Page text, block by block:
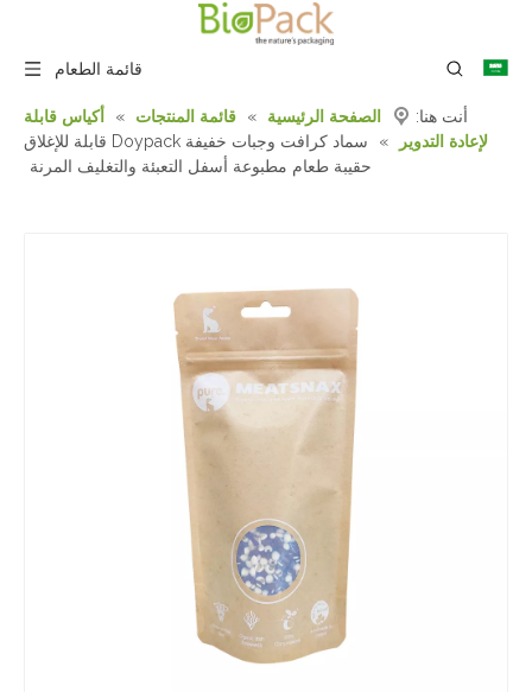
قائمة الطعام
أنت هنا: الصفحة الرئيسية » قائمة المنتجات »
أكياس قابلة
لإعادة التدوير
»
سماد كرافت وجبات خفيفة Doypack قابلة للإغلاق
حقيبة طعام مطبوعة أسفل التعبئة والتغليف المرنة